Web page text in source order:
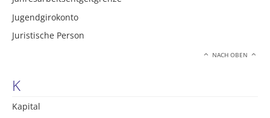
Jugendgirokonto
Juristische Person
NACH OBEN
K
Kapital